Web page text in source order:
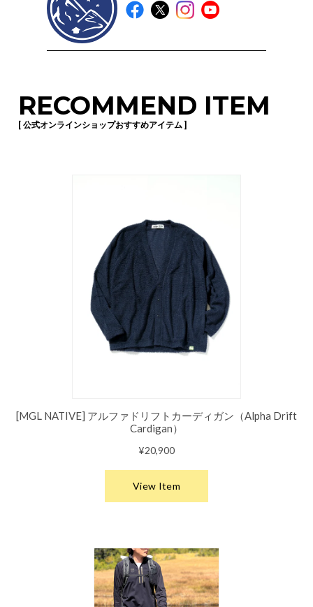
RECOMMEND ITEM
[ 公式オンラインショップおすすめアイテム ]